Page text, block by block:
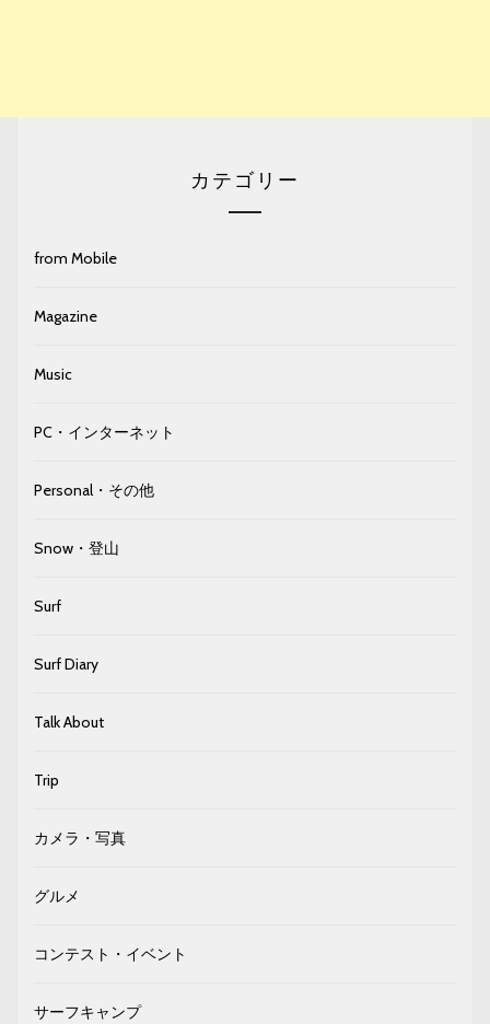
カテゴリー
from Mobile
Magazine
Music
PC・インターネット
Personal・その他
Snow・登山
Surf
Surf Diary
Talk About
Trip
カメラ・写真
グルメ
コンテスト・イベント
サーフキャンプ